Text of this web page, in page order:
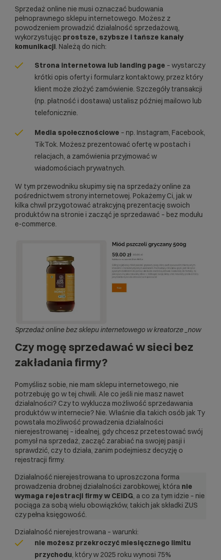
Sprzedaż online nie musi oznaczać budowania
pełnoprawnego sklepu internetowego. Możesz z
powodzeniem prowadzić działalność sprzedażową,
wykorzystując prostsze, szybsze i tańsze kanały
komunikacji. Należą do nich:
Strona internetowa lub landing page – wystarczy
krótki opis oferty i formularz kontaktowy, przez który
klient może złożyć zamówienie. Szczegóły transakcji
(np. płatność i dostawa) ustalisz później mailowo lub
telefonicznie.
Media społecznościowe – np. Instagram, Facebook,
TikTok. Możesz prezentować ofertę w postach i
relacjach, a zamówienia przyjmować w
wiadomościach prywatnych.
W tym przewodniku skupimy się na sprzedaży online za
pośrednictwem strony internetowej. Pokażemy Ci, jak w
kilka chwil przygotować atrakcyjną prezentację swoich
produktów na stronie i zacząć je sprzedawać – bez modułu
e-commerce.
Sprzedaż online bez sklepu internetowego w kreatorze _now
Czy mogę sprzedawać w sieci bez
zakładania firmy?
Pomyślisz sobie, nie mam sklepu internetowego, nie
potrzebuję go w tej chwili. Ale co jeśli nie masz nawet
działalności? Czy to wyklucza możliwość sprzedawania
produktów w internecie? Nie. Właśnie dla takich osób jak Ty
powstała możliwość prowadzenia działalności
nierejestrowanej – idealnej, gdy chcesz przetestować swój
pomysł na sprzedaż, zacząć zarabiać na swojej pasji i
sprawdzić, czy to działa, zanim podejmiesz decyzję o
rejestracji firmy.
Działalność nierejestrowana to uproszczona forma
prowadzenia drobnej działalności zarobkowej, która nie
wymaga rejestracji firmy w CEIDG, a co za tym idzie – nie
pociąga za sobą wielu obowiązków, takich jak składki ZUS
czy pełna księgowość.
Działalność nierejestrowana – warunki:
nie możesz przekroczyć miesięcznego limitu
przychodu, który w 2025 roku wynosi 75%